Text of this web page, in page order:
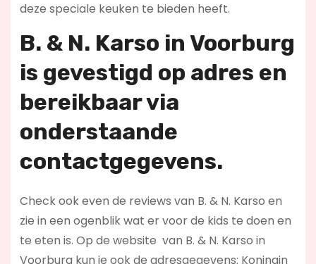
deze speciale keuken te bieden heeft.
B. & N. Karso in Voorburg
is gevestigd op adres en
bereikbaar via
onderstaande
contactgegevens.
Check ook even de reviews van B. & N. Karso en
zie in een ogenblik wat er voor de kids te doen en
te eten is. Op de website van B. & N. Karso in
Voorburg kun je ook de adresgegevens: Koningin